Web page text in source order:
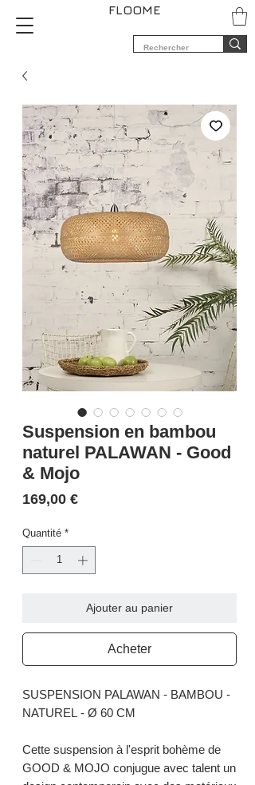
FLOOME
Suspension en bambou
naturel PALAWAN - Good
& Mojo
169,00 €Prix
Quantité *
Ajouter au panier
Acheter
SUSPENSION PALAWAN - BAMBOU -
NATUREL - Ø 60 CM
Cette suspension à l'esprit bohème de
GOOD & MOJO conjugue avec talent un